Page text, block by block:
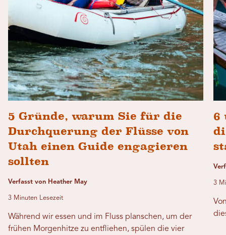
5 Gründe, warum Sie für die
Durchquerung der Flüsse von
Utah einen Guide engagieren
sollten
Verfasst von Heather May
3 Minuten Lesezeit
Während wir essen und im Fluss planschen, um der
frühen Morgenhitze zu entfliehen, spülen die vier
6
3